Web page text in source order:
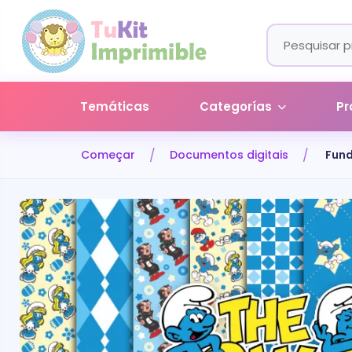
Temáticas Categorías
Começar Documentos digitais